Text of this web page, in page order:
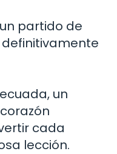
partido de
un
cada
lección.